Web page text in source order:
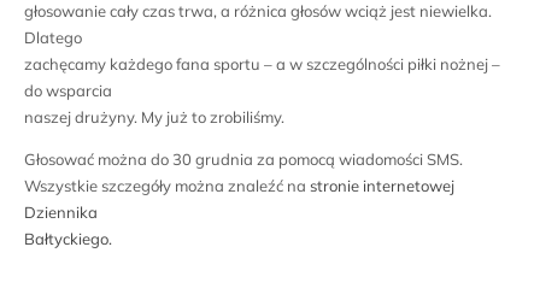
głosowanie cały czas trwa, a różnica głosów wciąż jest niewielka.
Dlatego
zachęcamy każdego fana sportu – a w szczególności piłki nożnej –
do wsparcia
naszej drużyny. My już to zrobiliśmy.
Głosować można do 30 grudnia za pomocą wiadomości SMS.
Wszystkie szczegóły można znaleźć na stronie internetowej
Dziennika
Bałtyckiego.